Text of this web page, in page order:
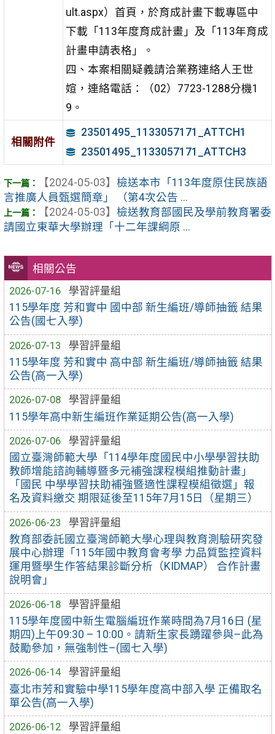
相關公告
2026-07-16
學習評量組
115學年度 芳和實中 國中部 新生編班/導師抽籤 結果
公告(國七入學)
2026-07-13
學習評量組
115學年度 芳和實中 高中部 新生編班/導師抽籤 結果
公告(高一入學)
2026-07-08
學習評量組
115學年高中新生編班作業延期公告(高一入學)
2026-07-06
學習評量組
國立臺灣師範大學「114學年度國民中小學學習扶助
教師增能諮詢輔導暨多元補強課程模組推動計畫」
「國民 中學學習扶助補強暨適性課程模組徵選」報
名及資料繳交 期限延後至115年7月15日（星期三）
2026-06-23
學習評量組
教育部委託國立臺灣師範大學心理與教育測驗研究發
展中心辦理「115年國中教育會考學 力品質監控資料
運用暨學生作答結果診斷分析（KIDMAP） 合作計畫
說明會」
2026-06-18
學習評量組
115學年度國中新生電腦編班作業時間為7月16日 (星
期四)上午09:30 – 10:00。請新生家長踴躍參與–此為
鼓勵參加，無強制性–(國七入學)
2026-06-14
學習評量組
臺北市芳和實驗中學115學年度高中部入學 正備取名
單公告(高一入學)
2026-06-12
學習評量組
ult.aspx）首頁，於育成計畫下載專區中
下載「113年度育成計畫」及「113年育成
計畫申請表格」。
四、本案相關疑義請洽業務連絡人王世
媗，連絡電話：（02）7723-1288分機1
9。
相關附件
23501495_1133057171_ATTCH1
23501495_1133057171_ATTCH3
【2024-05-03】 檢送本市「113年度原住民族語
言推廣人員甄選簡章」 （第4次公告 ...
【2024-05-03】 檢送教育部國民及學前教育署委
請國立東華大學辦理「十二年課綱原 ...